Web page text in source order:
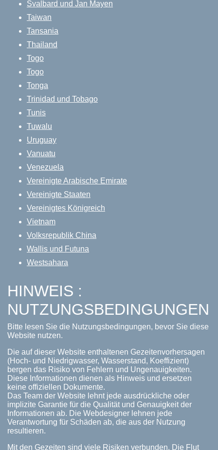
Svalbard und Jan Mayen
Taiwan
Tansania
Thailand
Togo
Togo
Tonga
Trinidad und Tobago
Tunis
Tuwalu
Uruguay
Vanuatu
Venezuela
Vereinigte Arabische Emirate
Vereinigte Staaten
Vereinigtes Königreich
Vietnam
Volksrepublik China
Wallis und Futuna
Westsahara
HINWEIS :
NUTZUNGSBEDINGUNGEN
Bitte lesen Sie die Nutzungsbedingungen, bevor Sie diese
Website nutzen.
Die auf dieser Website enthaltenen Gezeitenvorhersagen
(Hoch- und Niedrigwasser, Wasserstand, Koeffizient)
bergen das Risiko von Fehlern und Ungenauigkeiten.
Diese Informationen dienen als Hinweis und ersetzen
keine offiziellen Dokumente.
Das Team der Website lehnt jede ausdrückliche oder
implizite Garantie für die Qualität und Genauigkeit der
Informationen ab. Die Webdesigner lehnen jede
Verantwortung für Schäden ab, die aus der Nutzung
resultieren.
Mit den Gezeiten sind viele Risiken verbunden. Die Flut